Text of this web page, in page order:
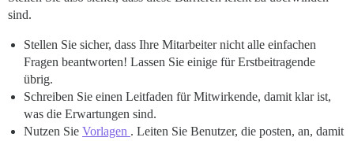
sind.
Stellen Sie sicher, dass Ihre Mitarbeiter nicht alle einfachen
Fragen beantworten! Lassen Sie einige für Erstbeitragende
übrig.
Schreiben Sie einen Leitfaden für Mitwirkende, damit klar ist,
was die Erwartungen sind.
Nutzen Sie Vorlagen . Leiten Sie Benutzer, die posten, an, damit